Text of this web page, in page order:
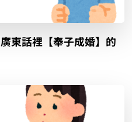
東話裡【奉子成婚】的